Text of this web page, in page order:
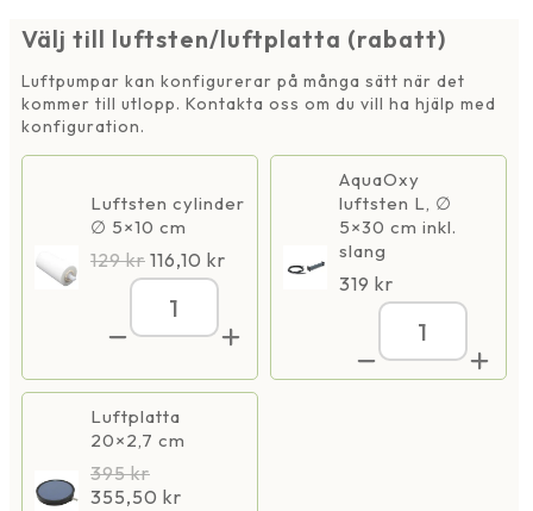
Välj till luftsten/luftplatta (rabatt)
Luftpumpar kan konfigurerar på många sätt när det
kommer till utlopp. Kontakta oss om du vill ha hjälp med
konfiguration.
Luftsten cylinder
∅ 5×10 cm
129kr 116,10 kr
AquaOxy
2500,
AquaOxy
luftsten L, ∅
5×30 cm inkl.
slang
319 kr
AquaOxy
2500,
IP44
Luftplatta
20×2,7 cm
395kr
355,50 kr